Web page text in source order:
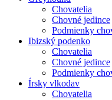
Chovatelia
Chovné jedince
Podmienky
Ibizský podenko
Chovatelia
Chovné jedince
Podmienky
Írsky vlkodav
Chovatelia